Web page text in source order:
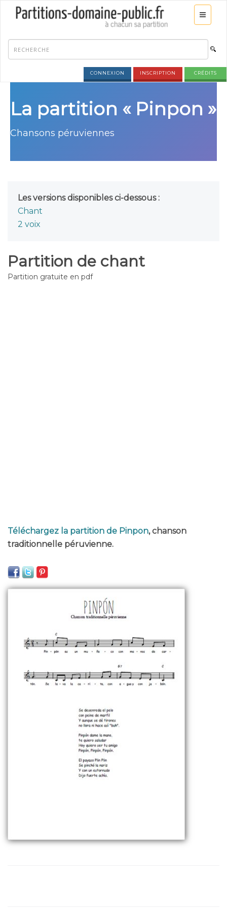
CONNEXION INSCRIPTION CRÉDITS
La partition « Pinpon »
Chansons péruviennes
Les versions disponibles ci-dessous :
Chant
2 voix
Partition de chant
Partition gratuite en pdf
Téléchargez la partition de Pinpon, chanson
traditionnelle péruvienne.